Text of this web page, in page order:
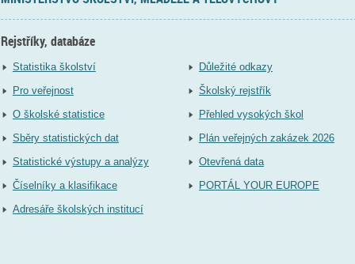
Rejstříky, databáze
Statistika školství
Pro veřejnost
O školské statistice
Sběry statistických dat
Statistické výstupy a analýzy
Číselníky a klasifikace
Adresáře školských institucí
Důležité odkazy
Školský rejstřík
Přehled vysokých škol
Plán veřejných zakázek 2026
Otevřená data
PORTÁL YOUR EUROPE